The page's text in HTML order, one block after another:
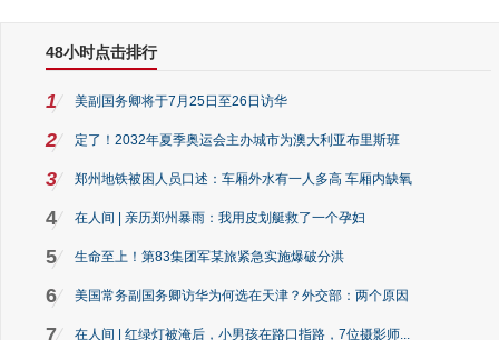
48小时点击排行
1 美副国务卿将于7月25日至26日访华
2 定了！2032年夏季奥运会主办城市为澳大利亚布里斯班
3 郑州地铁被困人员口述：车厢外水有一人多高 车厢内缺氧
4 在人间 | 亲历郑州暴雨：我用皮划艇救了一个孕妇
5 生命至上！第83集团军某旅紧急实施爆破分洪
6 美国常务副国务卿访华为何选在天津？外交部：两个原因
7 在人间 | 红绿灯被淹后，小男孩在路口指路，7位摄影师...